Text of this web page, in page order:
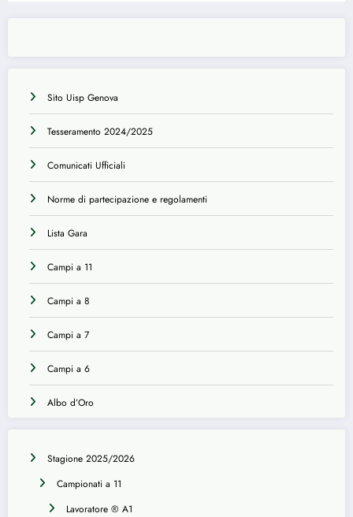
Sito Uisp Genova
Tesseramento 2024/2025
Comunicati Ufficiali
Norme di partecipazione e regolamenti
Lista Gara
Campi a 11
Campi a 8
Campi a 7
Campi a 6
Albo d’Oro
Stagione 2025/2026
Campionati a 11
Lavoratore ® A1